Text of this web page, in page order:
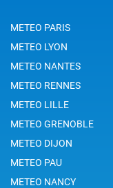
METEO PARIS
METEO LYON
METEO NANTES
METEO RENNES
METEO LILLE
METEO GRENOBLE
METEO DIJON
METEO PAU
METEO NANCY